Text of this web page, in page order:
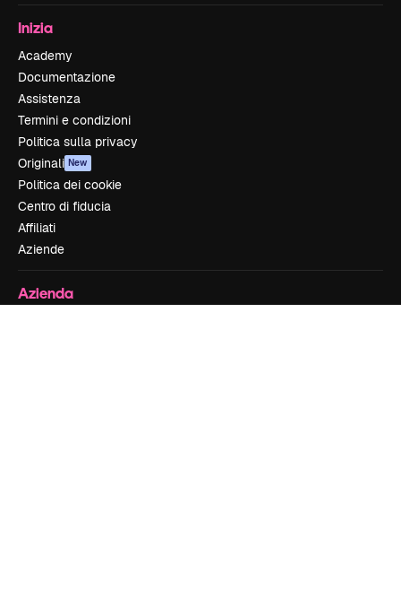
Inizia
Academy
Documentazione
Assistenza
Termini e condizioni
Politica sulla privacy
Originali New
Politica dei cookie
Centro di fiducia
Affiliati
Aziende
Azienda